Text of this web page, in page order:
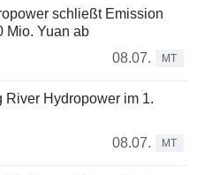
schließt Emission
Mio. Yuan ab
08.07.
MT
River Hydropower im 1.
08.07.
MT